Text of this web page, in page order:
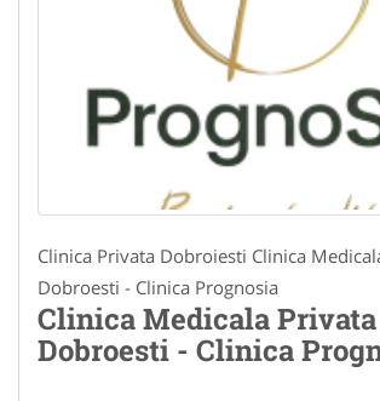
Clinica Privata Dobroiesti Clinica
Dobroesti - Clinica Prognosia
Clinica Medicala Privata
Dobroesti - Clinica